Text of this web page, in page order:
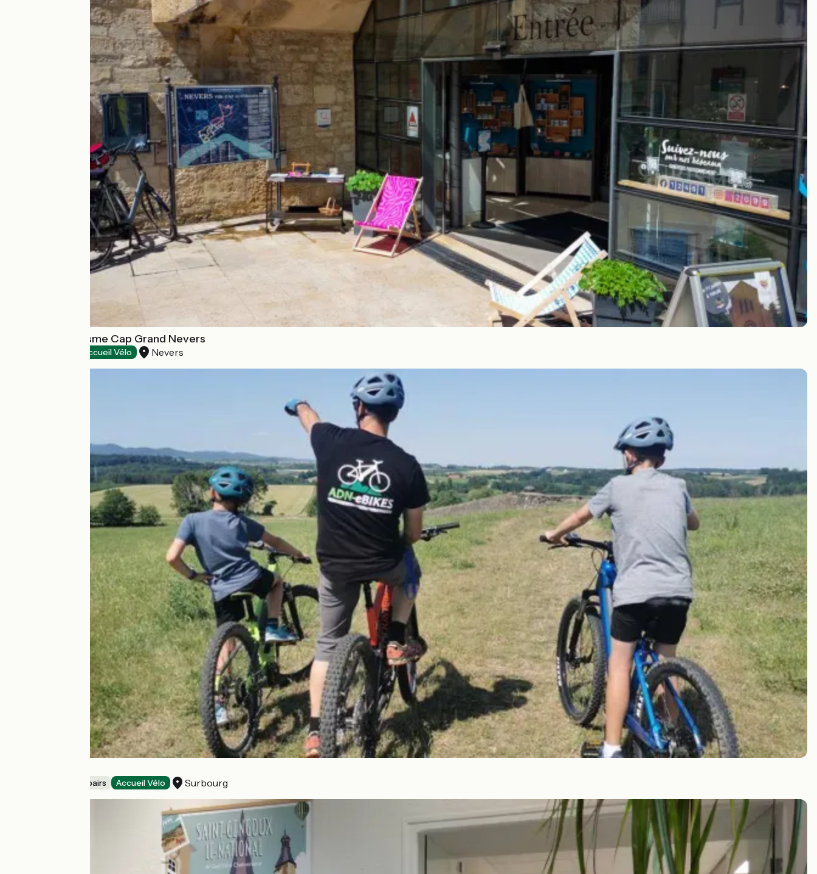
Office de Tourisme Cap Grand Nevers
Accueil Vélo Nevers
Bicycle rentals/ repairs Accueil Vélo Surbourg